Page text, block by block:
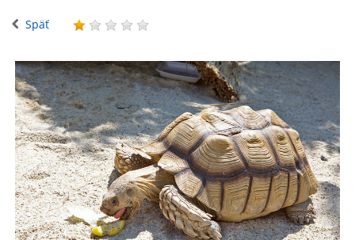
Späť